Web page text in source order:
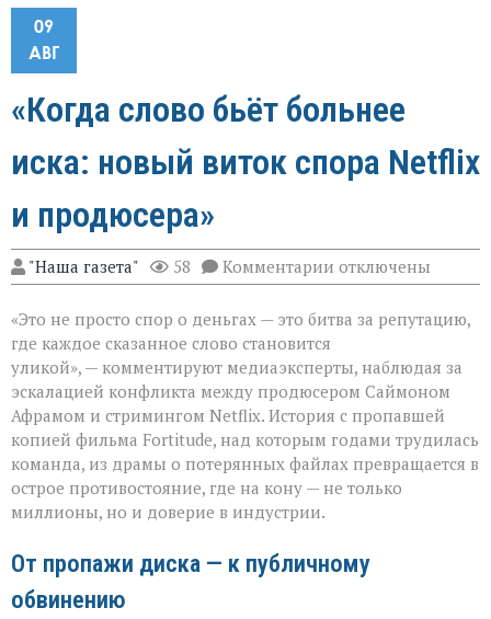
09
АВГ
«Когда слово бьёт больнее
иска: новый виток спора Netflix
и продюсера»
"Наша газета" 58 Комментарии к
записи
слово
больнее
иска:
новый
виток
спора
Netflix
и
продюсера»
отключены
«Это не просто спор о деньгах — это битва за репутацию,
где каждое сказанное слово становится
уликой», — комментируют медиаэксперты, наблюдая за
эскалацией конфликта между продюсером Саймоном
Афрамом и стримингом Netflix. История с пропавшей
копией фильма Fortitude, над которым годами трудилась
команда, из драмы о потерянных файлах превращается в
острое противостояние, где на кону — не только
миллионы, но и доверие в индустрии.
От пропажи диска — к публичному
обвинению